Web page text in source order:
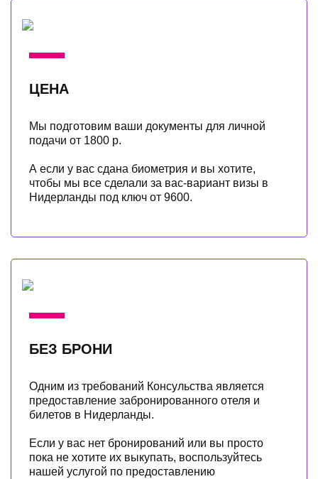
ЦЕНА
Мы подготовим ваши документы для личной
подачи от 1800 р.
А если у вас сдана биометрия и вы хотите,
чтобы мы все сделали за вас-вариант визы в
Нидерланды под ключ от 9600.
БЕЗ БРОНИ
Одним из требований Консульства является
предоставление забронированного отеля и
билетов в Нидерланды.
Если у вас нет бронирований или вы просто
пока не хотите их выкупать, воспользуйтесь
нашей услугой по предоставлению